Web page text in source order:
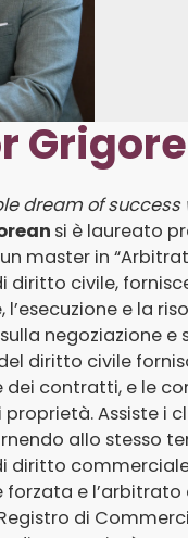
dream of
si è laureato
master in
diritto civile,
l’esecuzione e la
negoziazione
diritto civile
dei contratti, e le
Assiste i
allo stesso
diritto
forzata e
di